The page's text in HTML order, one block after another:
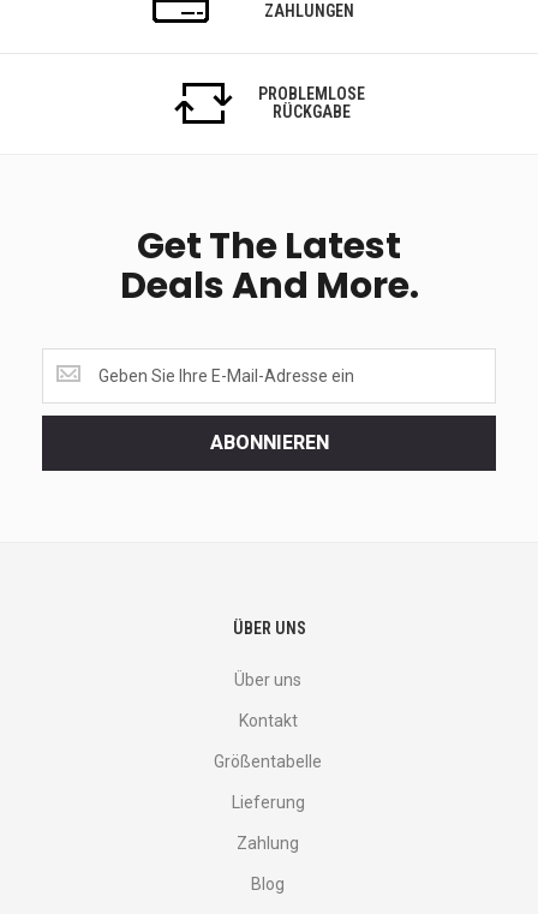
ZAHLUNGEN
PROBLEMLOSE
RÜCKGABE
Get The Latest
Deals And More.
the
latest
ABONNIEREN
ÜBER UNS
Über uns
Kontakt
Größentabelle
Lieferung
Zahlung
Blog